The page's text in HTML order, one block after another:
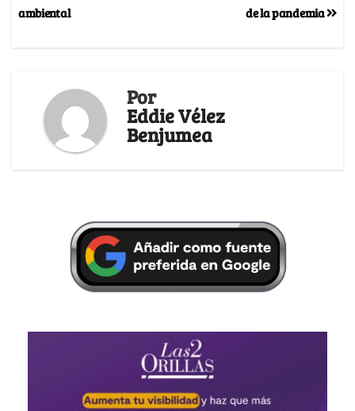
de la pandemia
ambiental
Por
Eddie Vélez
Benjumea